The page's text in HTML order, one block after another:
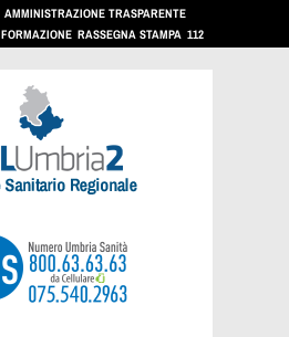
AMMINISTRAZIONE TRASPARENTE
FORMAZIONE RASSEGNA STAMPA 112